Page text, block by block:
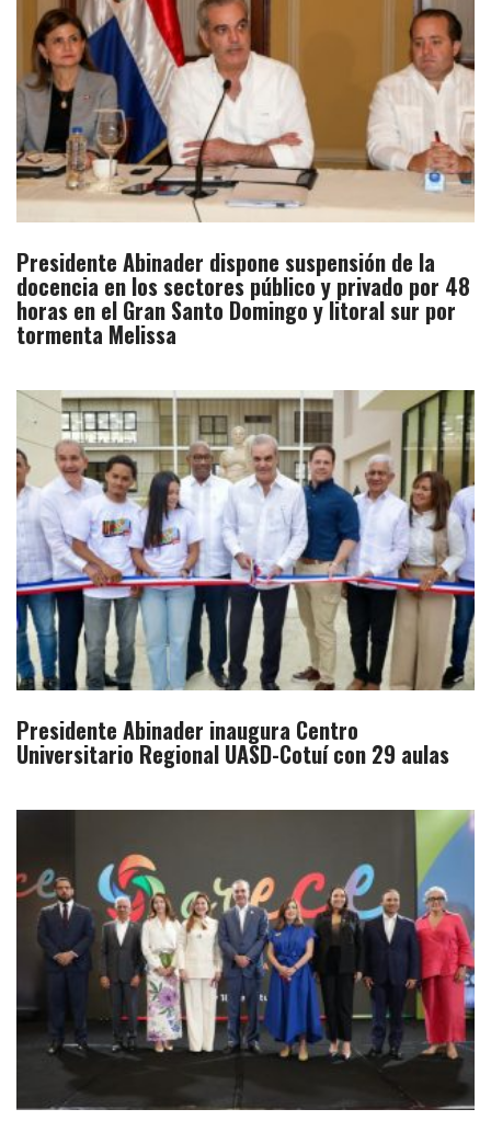
Presidente Abinader dispone suspensión de la
docencia en los sectores público y privado por 48
horas en el Gran Santo Domingo y litoral sur por
tormenta Melissa
Presidente Abinader inaugura Centro
Universitario Regional UASD-Cotuí con 29 aulas